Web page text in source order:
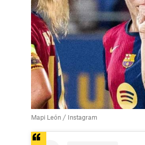
Mapi León / Instagram